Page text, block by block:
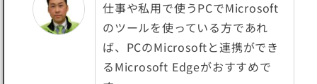
仕事や私用で使うPCでMicrosoft
のツールを使っている方であれ
ば、 PCのMicrosoftと連携ができ
るMicrosoft Edgeがおすすめで